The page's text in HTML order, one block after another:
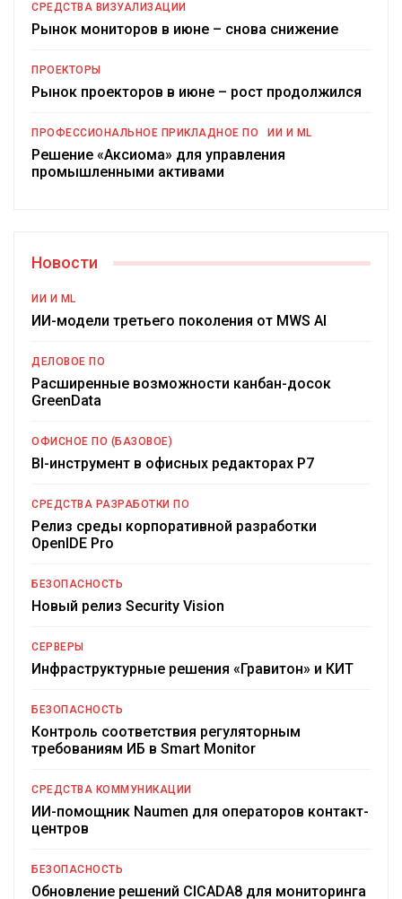
СРЕДСТВА ВИЗУАЛИЗАЦИИ
Рынок мониторов в июне – снова снижение
ПРОЕКТОРЫ
Рынок проекторов в июне – рост продолжился
ПРОФЕССИОНАЛЬНОЕ ПРИКЛАДНОЕ ПО ИИ И ML
Решение «Аксиома» для управления
промышленными активами
Новости
ИИ И ML
ИИ-модели третьего поколения от MWS AI
ДЕЛОВОЕ ПО
Расширенные возможности канбан-досок
GreenData
ОФИСНОЕ ПО (БАЗОВОЕ)
BI-инструмент в офисных редакторах Р7
СРЕДСТВА РАЗРАБОТКИ ПО
Релиз среды корпоративной разработки
OpenIDE Pro
БЕЗОПАСНОСТЬ
Новый релиз Security Vision
СЕРВЕРЫ
Инфраструктурные решения «Гравитон» и КИТ
БЕЗОПАСНОСТЬ
Контроль соответствия регуляторным
требованиям ИБ в Smart Monitor
СРЕДСТВА КОММУНИКАЦИИ
ИИ-помощник Naumen для операторов контакт-
центров
БЕЗОПАСНОСТЬ
Обновление решений CICADA8 для мониторинга